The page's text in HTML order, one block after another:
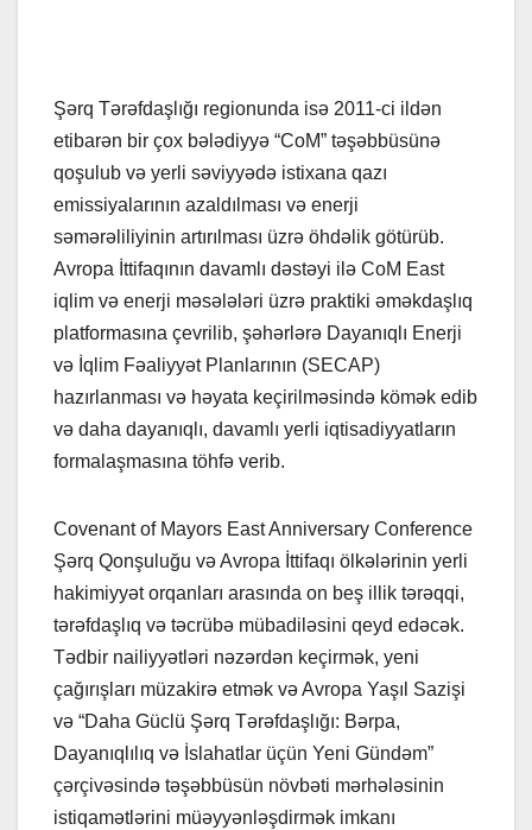
Şərq Tərəfdaşlığı regionunda isə 2011-ci ildən
etibarən bir çox bələdiyyə “CoM” təşəbbüsünə
qoşulub və yerli səviyyədə istixana qazı
emissiyalarının azaldılması və enerji
səmərəliliyinin artırılması üzrə öhdəlik götürüb.
Avropa İttifaqının davamlı dəstəyi ilə CoM East
iqlim və enerji məsələləri üzrə praktiki əməkdaşlıq
platformasına çevrilib, şəhərlərə Dayanıqlı Enerji
və İqlim Fəaliyyət Planlarının (SECAP)
hazırlanması və həyata keçirilməsində kömək edib
və daha dayanıqlı, davamlı yerli iqtisadiyyatların
formalaşmasına töhfə verib.
Covenant of Mayors East Anniversary Conference
Şərq Qonşuluğu və Avropa İttifaqı ölkələrinin yerli
hakimiyyət orqanları arasında on beş illik tərəqqi,
tərəfdaşlıq və təcrübə mübadiləsini qeyd edəcək.
Tədbir nailiyyətləri nəzərdən keçirmək, yeni
çağırışları müzakirə etmək və Avropa Yaşıl Sazişi
və “Daha Güclü Şərq Tərəfdaşlığı: Bərpa,
Dayanıqlılıq və İslahatlar üçün Yeni Gündəm”
çərçivəsində təşəbbüsün növbəti mərhələsinin
istiqamətlərini müəyyənləşdirmək imkanı